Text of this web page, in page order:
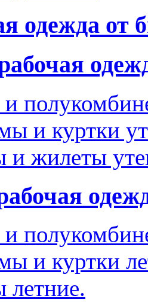
одежда от
и куртки
и жилеты
и куртки
летние.